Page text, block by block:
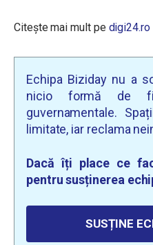
Citește mai mult pe digi24.ro
Echipa Biziday nu a
nicio formă de
guvernamentale.
limitate, iar reclama
Dacă îți place ce
pentru susținerea
SUSȚINE